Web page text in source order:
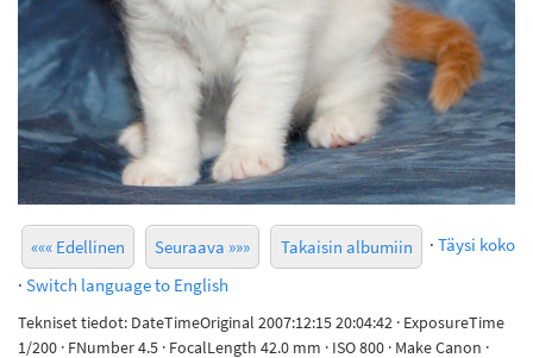
««« Edellinen Seuraava »»» Takaisin albumiin · Täysi koko
· Switch language to English
Tekniset tiedot: DateTimeOriginal 2007:12:15 20:04:42 · ExposureTime
1/200 · FNumber 4.5 · FocalLength 42.0 mm · ISO 800 · Make Canon ·